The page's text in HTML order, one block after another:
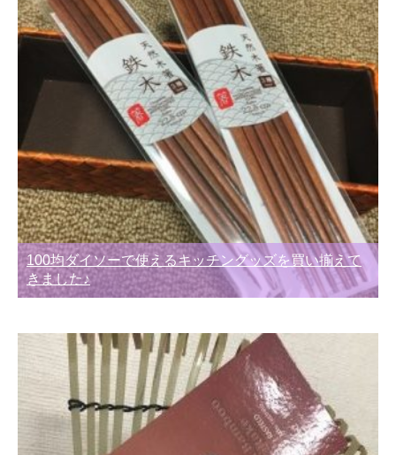
100均ダイソーで使えるキッチングッズを買い揃えて
きました♪